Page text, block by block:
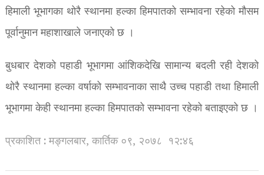
हिमाली भूभागका थोरै स्थानमा हल्का हिमपातको सम्भावना रहेको मौसम
पूर्वानुमान महाशाखाले जनाएको छ ।
बुधबार देशको पहाडी भूभागमा आंशिकदेखि सामान्य बदली रही देशको
थोरै स्थानमा हल्का वर्षाको सम्भावनाका साथै उच्च पहाडी तथा हिमाली
भूभागमा केही स्थानमा हल्का हिमपातको सम्भावना रहेको बताइएको छ ।
प्रकाशित : मङ्गलबार, कार्तिक ०९, २०७८ १२:४६